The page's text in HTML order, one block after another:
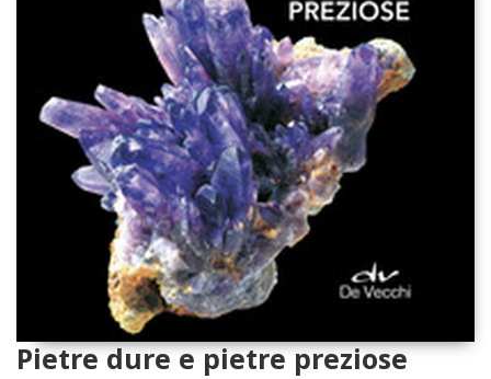
Pietre dure e pietre preziose